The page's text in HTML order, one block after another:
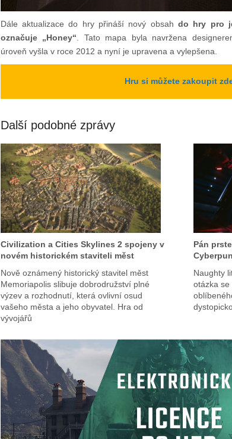
Dále aktualizace do hry přináší nový obsahdo hry pro
označuje „Honey“ . Tato mapa byla navržena
úroveň vyšla v roce 2012 a nyní je upravena a vylepšena.
Hru si můžete zakoupit
Další podobné zprávy
Civilization a Cities Skylines 2 spojeny v
novém historickém staviteli měst
Nově oznámený historický stavitel měst
Memoriapolis slibuje dobrodružství plné
výzev a rozhodnutí, která ovlivní osud
vašeho města a jeho obyvatel. Hra od
vývojářů
Pán
Naughty
otázka se